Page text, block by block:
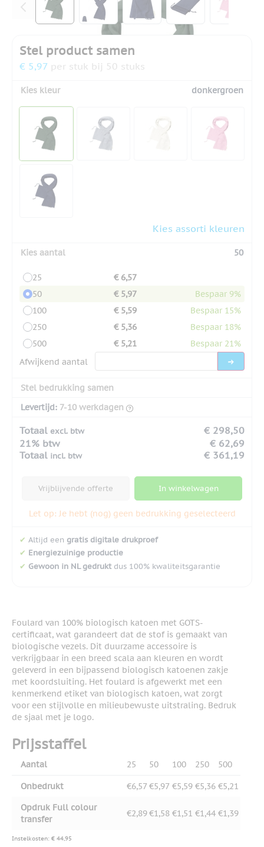
Stel product samen
€ 5,97 per stuk bij 50 stuks
Kies kleur donkergroen
Kies assorti kleuren
Kies aantal 50
25
€ 6,57
50
€ 5,97
Bespaar 9%
100
€ 5,59
Bespaar 15%
250
€ 5,36
Bespaar 18%
500
€ 5,21
Bespaar 21%
Afwijkend aantal
Stel bedrukking samen
Levertijd: 7-10 werkdagen
Totaal excl. btw
€ 298,50
21% btw
€ 62,69
Totaal incl. btw € 361,19
Vrijblijvende offerte In winkelwagen
Let op: Je hebt (nog) geen bedrukking geselecteerd
✔ Altijd een gratis digitale drukproef
✔ Energiezuinige productie
✔ Gewoon in NL gedruktdus 100% kwaliteitsgarantie
Foulard van 100% biologisch katoen met GOTS-
certificaat, wat garandeert dat de stof is gemaakt van
biologische vezels. Dit duurzame accessoire is
verkrijgbaar in een breed scala aan kleuren en wordt
geleverd in een bijpassend biologisch katoenen zakje
met koordsluiting. Het foulard is afgewerkt met een
kenmerkend etiket van biologisch katoen, wat zorgt
voor een stijlvolle en milieubewuste uitstraling. Bedruk
de sjaal met je logo.
Prijsstaffel
Aantal 25 50 100 250 500
Onbedrukt €6,57 €5,97 €5,59 €5,36 €5,21
Opdruk Full colour
transfer
€2,89€1,58 €1,51 €1,44 €1,39
Instelkosten: € 44,95